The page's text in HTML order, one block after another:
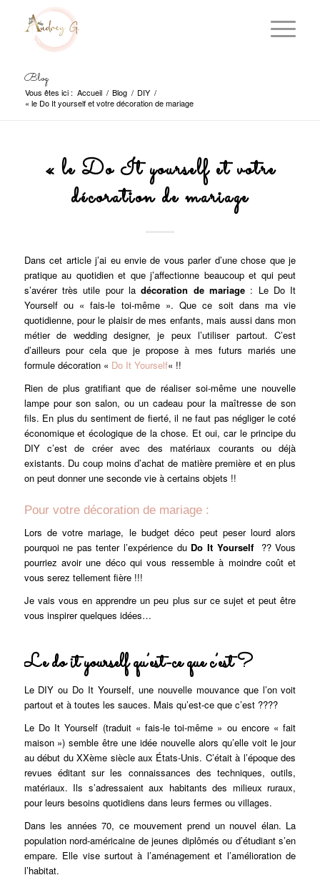
Blog
Vous êtes ici : Accueil / Blog / DIY /
« le Do It yourself et votre décoration de mariage
« le Do It yourself et votre
décoration de mariage
Dans cet article j’ai eu envie de vous parler d’une chose que je
pratique au quotidien et que j’affectionne beaucoup et qui peut
s’avérer très utile pour ladécoration de mariage : Le Do It
Yourself ou « fais-le toi-même ». Que ce soit dans ma vie
quotidienne, pour le plaisir de mes enfants, mais aussi dans mon
métier de wedding designer, je peux l’utiliser partout. C’est
d’ailleurs pour cela que je propose à mes futurs mariés une
formule décoration « Do It Yourself« !!
Rien de plus gratifiant que de réaliser soi-même une nouvelle
lampe pour son salon, ou un cadeau pour la maîtresse de son
fils. En plus du sentiment de fierté, il ne faut pas négliger le coté
économique et écologique de la chose. Et oui, car le principe du
DIY c’est de créer avec des matériaux courants ou déjà
existants. Du coup moins d’achat de matière première et en plus
on peut donner une seconde vie à certains objets !!
Pour votre décoration de mariage :
Lors de votre mariage, le budget déco peut peser lourd alors
pourquoi ne pas tenter l’expérience du Do It Yourself?? Vous
pourriez avoir une déco qui vous ressemble à moindre coût et
vous serez tellement fière !!!
Je vais vous en apprendre un peu plus sur ce sujet et peut être
vous inspirer quelques idées…
Le do it yourself qu’est-ce que c’est ?
Le DIY ou Do It Yourself, une nouvelle mouvance que l’on voit
partout et à toutes les sauces. Mais qu’est-ce que c’est ????
Le Do It Yourself (traduit « fais-le toi-même » ou encore « fait
maison ») semble être une idée nouvelle alors qu’elle voit le jour
au début du XXème siècle aux États-Unis. C’était à l’époque des
revues éditant sur les connaissances des techniques, outils,
matériaux. Ils s’adressaient aux habitants des milieux ruraux,
pour leurs besoins quotidiens dans leurs fermes ou villages.
Dans les années 70, ce mouvement prend un nouvel élan. La
population nord-américaine de jeunes diplômés ou d’étudiant s’en
empare. Elle vise surtout à l’aménagement et l’amélioration de
l’habitat.